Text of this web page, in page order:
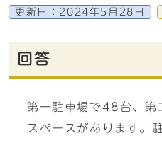
更新日： 2024年5月28日
回答
第一駐車場で48台、
スペースがあります。